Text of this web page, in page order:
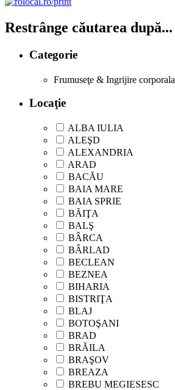
Restrânge căutarea după...
Categorie
Frumuseţe & Ingrijire corporala
Locaţie
ALBA IULIA
ALEŞD
ALEXANDRIA
ARAD
BACĂU
BAIA MARE
BAIA SPRIE
BĂIŢA
BALŞ
BÂRCA
BÂRLAD
BECLEAN
BEZNEA
BIHARIA
BISTRIŢA
BLAJ
BOTOŞANI
BRAD
BRĂILA
BRAŞOV
BREAZA
BREBU MEGIESESC